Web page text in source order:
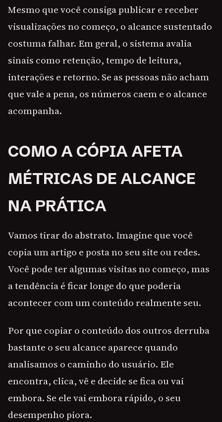
Mesmo que você consiga publicar e receber
visualizações no começo, o alcance sustentado
costuma falhar. Em geral, o sistema avalia
sinais como retenção, tempo de leitura,
interações e retorno. Se as pessoas não acham
que vale a pena, os números caem e o alcance
acompanha.
COMO A CÓPIA AFETA
MÉTRICAS DE ALCANCE
NA PRÁTICA
Vamos tirar do abstrato. Imagine que você
copia um artigo e posta no seu site ou redes.
Você pode ter algumas visitas no começo, mas
a tendência é ficar longe do que poderia
acontecer com um conteúdo realmente seu.
Por que copiar o conteúdo dos outros derruba
bastante o seu alcance aparece quando
analisamos o caminho do usuário. Ele
encontra, clica, vê e decide se fica ou vai
embora. Se ele vai embora rápido, o seu
desempenho piora.